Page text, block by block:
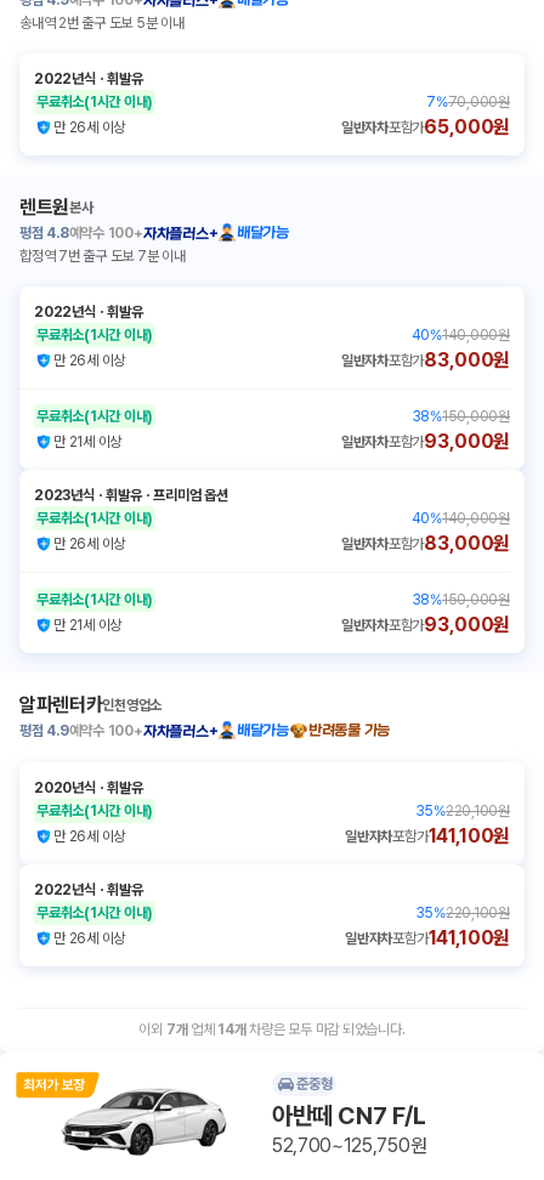
송내역 2번 출구 도보 5분 이내
2022년식 ㆍ휘발유
무료취소(1시간 이내) 7%70,000원
만 26세 이상
일반자차포함가65,000원
렌트원본사
평점 4.8예약수 100+자차플러스+
배달가능
합정역 7번 출구 도보 7분 이내
2022년식 ㆍ휘발유
무료취소(1시간 이내) 40%140,000원
만 26세 이상
일반자차포함가83,000원
무료취소(1시간 이내) 38%150,000원
만 21세 이상
일반자차포함가93,000원
2023년식 ㆍ휘발유ㆍ프리미엄 옵션
무료취소(1시간 이내) 40%140,000원
만 26세 이상
일반자차포함가83,000원
무료취소(1시간 이내) 38%150,000원
만 21세 이상
일반자차포함가93,000원
알파렌터카인천영업소
평점 4.9예약수 100+자차플러스+ 배달가능 반려동물 가능
2020년식 ㆍ휘발유
무료취소(1시간 이내) 35%220,100원
만 26세 이상
일반자차포함가141,100원
2022년식 ㆍ휘발유
무료취소(1시간 이내) 35%220,100원
만 26세 이상
일반자차포함가141,100원
이외 7개 업체 14개 차량은 모두 마감 되었습니다.
준중형
아반떼 CN7 F/L
52,700~125,750원